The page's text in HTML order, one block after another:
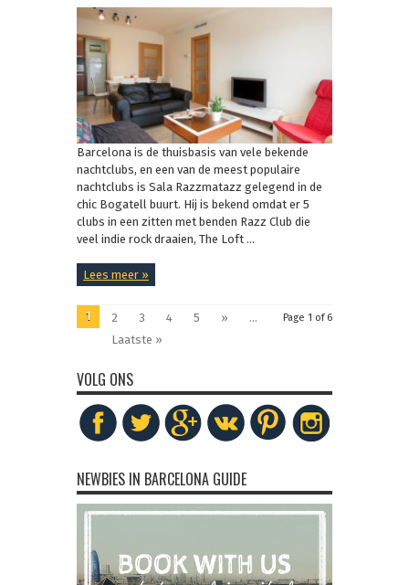
Barcelona is de thuisbasis van vele bekende
nachtclubs, en een van de meest populaire
nachtclubs is Sala Razzmatazz gelegend in de
chic Bogatell buurt. Hij is bekend omdat er 5
clubs in een zitten met benden Razz Club die
veel indie rock draaien, The Loft ...
Lees meer »
Page 1 of 6
1 2 3 4 5 »
...
Laatste »
VOLG ONS
NEWBIES IN BARCELONA GUIDE